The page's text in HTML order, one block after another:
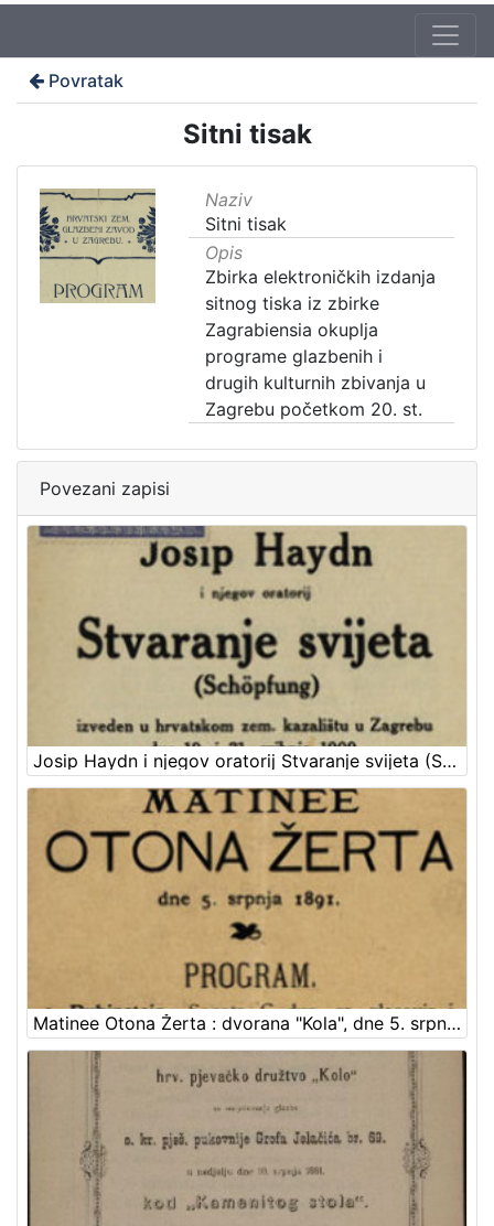
Povratak
Sitni tisak
Naziv
Sitni tisak
Opis
Zbirka elektroničkih izdanja
sitnog tiska iz zbirke
Zagrabiensia okuplja
programe glazbenih i
drugih kulturnih zbivanja u
Zagrebu početkom 20. st.
Povezani zapisi
Josip Haydn i njegov oratorij Stvaranje svijeta (Schöpfung) : izveden u hrvatskom zem. kazalištu u Zagrebu dne 19. i 21. svibnja 1909. po hrvatskom pjevačkom društvu "Kolo" u Zagrebu pod ravnanjem svoga zborovodje g. Antuna Andela
Matinee Otona Žerta : dvorana "Kola", dne 5. srpnja 1891. : program